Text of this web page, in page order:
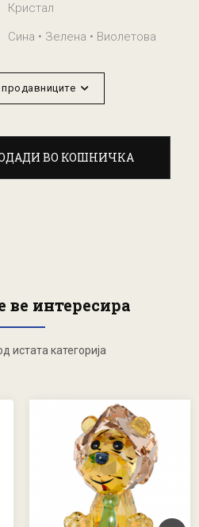
Кристал
Сина • Зелена • Виолетова
ВО КОШНИЧКА
интересира
истата категорија